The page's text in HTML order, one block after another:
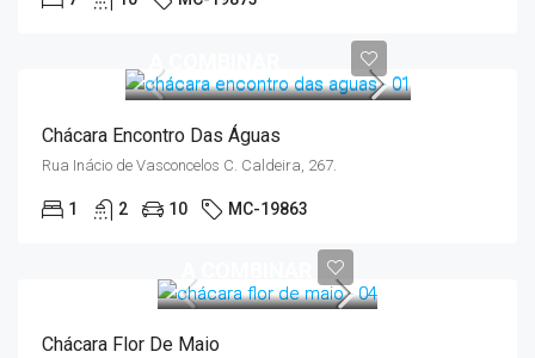
Chácara Encontro Das Águas
Rua Inácio de Vasconcelos C. Caldeira, 267.
1 2 10 MC-19863
Chácara Flor De Maio